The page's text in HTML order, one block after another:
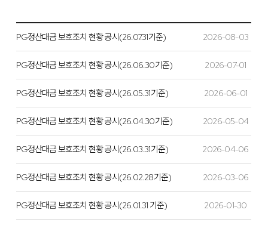
PG정산대금 보호조치 현황 공시(26.07.31기준) 2026-08-03
PG정산대금 보호조치 현황 공시(26.06.30기준) 2026-07-01
PG정산대금 보호조치 현황 공시(26.05.31기준) 2026-06-01
PG정산대금 보호조치 현황 공시(26.04.30기준) 2026-05-04
PG정산대금 보호조치 현황 공시(26.03.31기준) 2026-04-06
PG정산대금 보호조치 현황 공시(26.02.28기준) 2026-03-06
PG정산대금 보호조치 현황 공시(26.01.31 기준) 2026-01-30